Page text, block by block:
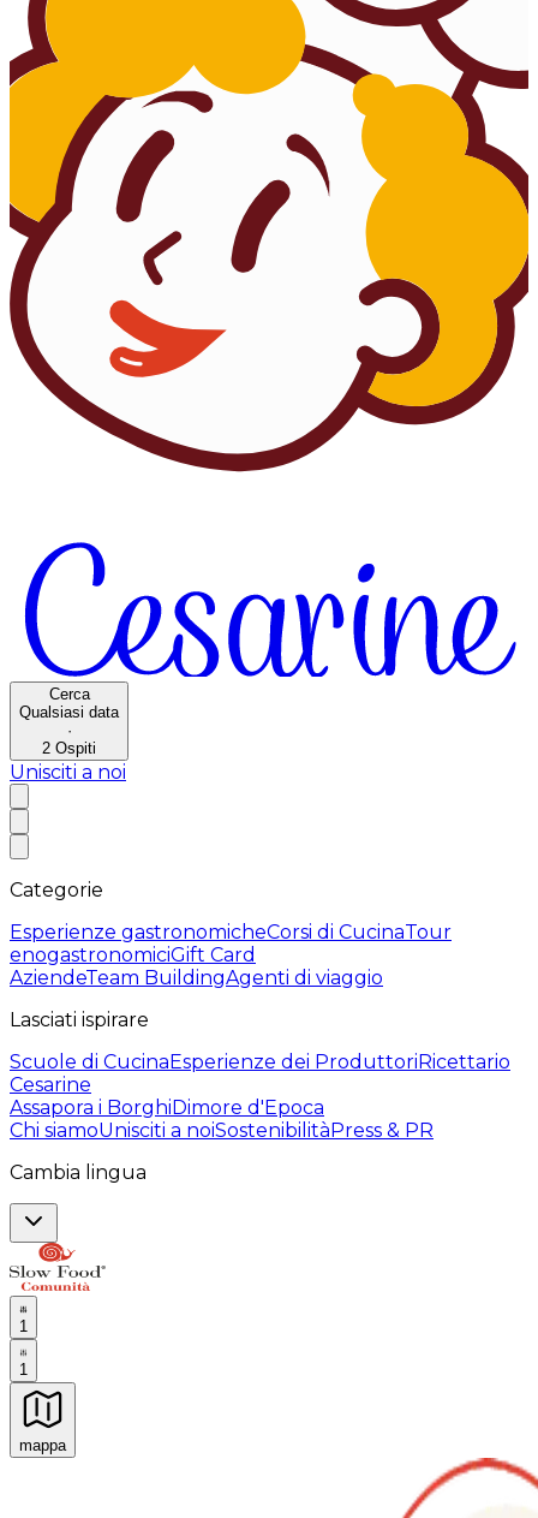
Cerca
Qualsiasi data
·
2 Ospiti
Unisciti a noi
Categorie
Esperienze gastronomicheCorsi di CucinaTour
enogastronomiciGift Card
AziendeTeam BuildingAgenti di viaggio
Lasciati ispirare
Scuole di CucinaEsperienze dei ProduttoriRicettario
Cesarine
Assapora i BorghiDimore d'Epoca
Chi siamoUnisciti a noiSostenibilitàPress & PR
Cambia lingua
1
1
mappa
Esperienze culinarie indimenticabili: Esperienze